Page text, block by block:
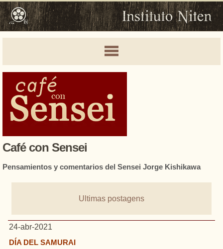
Café con Sensei
Pensamientos y comentarios del Sensei Jorge Kishikawa
Ultimas postagens
24-abr-2021
DÍA DEL SAMURAI